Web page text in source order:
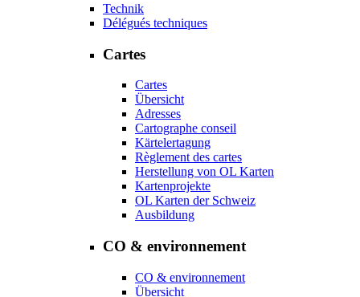
Technik
Délégués techniques
Cartes
Cartes
Übersicht
Adresses
Cartographe conseil
Kärtelertagung
Règlement des cartes
Herstellung von OL Karten
Kartenprojekte
OL Karten der Schweiz
Ausbildung
CO & environnement
CO & environnement
Übersicht